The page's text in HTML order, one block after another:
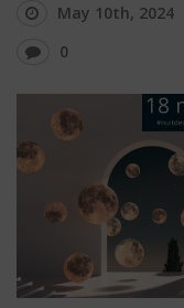
May 10th, 2024
0